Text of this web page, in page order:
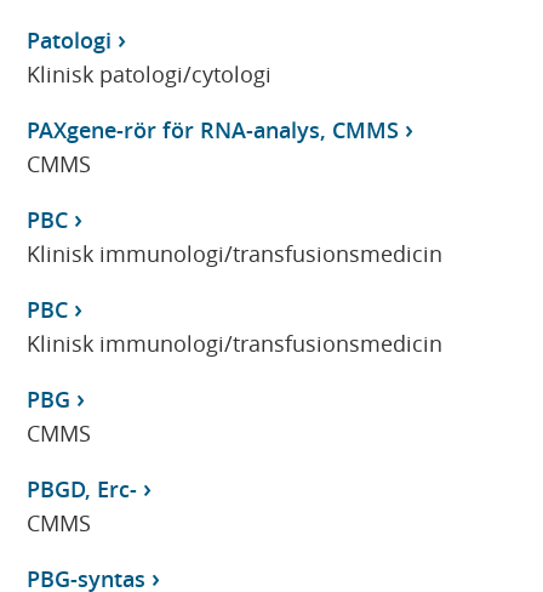
Patologi
Klinisk patologi/cytologi
PAXgene-rör för RNA-analys, CMMS
CMMS
PBC
Klinisk immunologi/transfusionsmedicin
PBC
Klinisk immunologi/transfusionsmedicin
PBG
CMMS
PBGD, Erc-
CMMS
PBG-syntas